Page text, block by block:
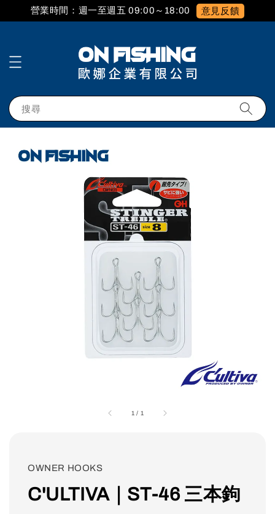
營業時間：週一至週五 09:00～18:00 意見反饋
搜尋
1 / 1
OWNER HOOKS
C'ULTIVA｜ST-46 三本鉤